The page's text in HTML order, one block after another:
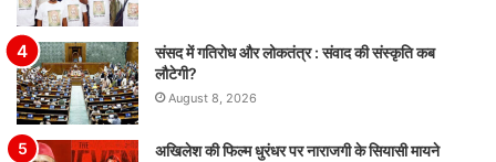
संसद में गतिरोध और लोकतंत्र : संवाद की संस्कृति कब
लौटेगी?
August 8, 2026
अखिलेश की फिल्म धुरंधर पर नाराजगी के सियासी मायने